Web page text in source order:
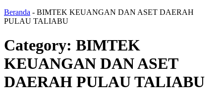
Beranda - BIMTEK KEUANGAN DAN ASET DAERAH
PULAU TALIABU
Category: BIMTEK
KEUANGAN DAN ASET
DAERAH PULAU TALIABU